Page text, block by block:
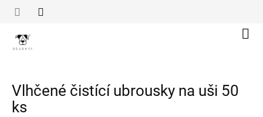
Vlhčené čistící ubrousky na uši 50
ks